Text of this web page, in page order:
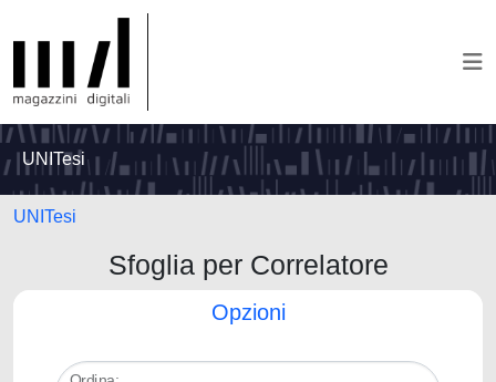
UNITesi
UNITesi
Sfoglia per Correlatore
Opzioni